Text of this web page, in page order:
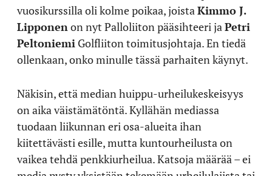
vuosikurssilla oli kolme poikaa, joista Kimmo J.
Lipponen on nyt Palloliiton pääsihteeri ja Petri
Peltoniemi Golfliiton toimitusjohtaja. En tiedä
ollenkaan, onko minulle tässä parhaiten käynyt.
Näkisin, että median huippu-urheilukeskeisyys
on aika väistämätöntä. Kyllähän mediassa
tuodaan liikunnan eri osa-alueita ihan
kiitettävästi esille, mutta kuntourheilusta on
vaikea tehdä penkkiurheilua. Katsoja määrää – ei